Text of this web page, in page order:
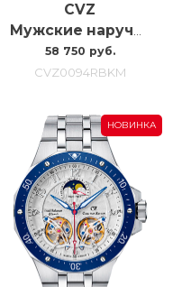
CVZ
Мужские наручные часы с автоподзаводом Carl Von Zeyten CVZ0094RBKM
58 750 руб.
CVZ0094RBKM
НОВИНКА